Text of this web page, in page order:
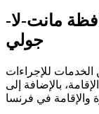
مانت-لا-
جولي
للإجراءات
بالإضافة إلى